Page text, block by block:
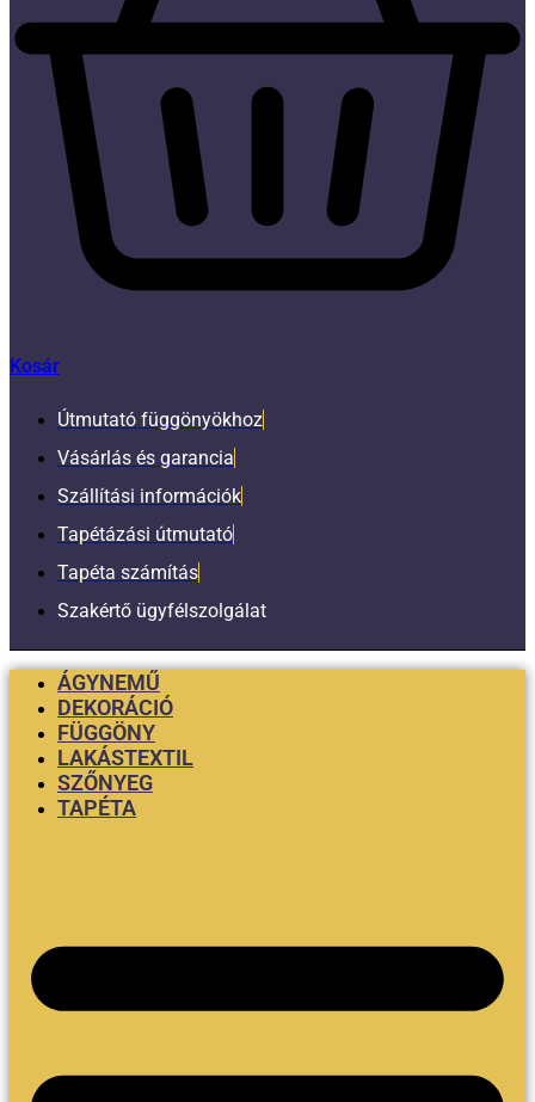
Kosár
Útmutató függönyökhoz
Vásárlás és garancia
Szállítási információk
Tapétázási útmutató
Tapéta számítás
Szakértő ügyfélszolgálat
ÁGYNEMŰ
DEKORÁCIÓ
FÜGGÖNY
LAKÁSTEXTIL
SZŐNYEG
TAPÉTA